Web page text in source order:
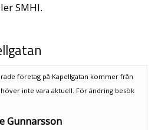
SMHI.
företag på Kapellgatan kommer från
inte vara aktuell. För ändring besök
Gunnarsson